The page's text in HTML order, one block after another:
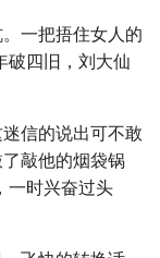
一把捂住女人的
破四旧，刘大仙
信的说出可不敢
敲他的烟袋锅
一时兴奋过头